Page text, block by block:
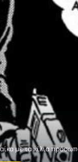
με τα χίλια